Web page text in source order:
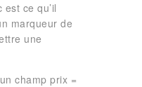
ce qu’il
marqueur de
une
champ prix =